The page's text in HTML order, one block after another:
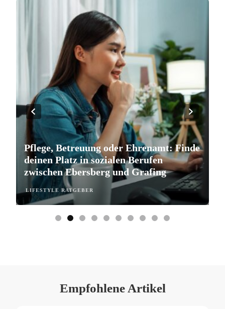
LIFESTYLE RATGEBER
Pflege, Betreuung oder Ehrenamt: Finde
deinen Platz in sozialen Berufen
zwischen Ebersberg und Grafing
Empfohlene Artikel